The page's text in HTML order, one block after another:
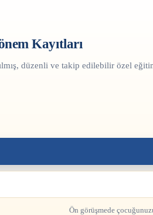
Kayıtları
düzenli ve takip edilebilir özel
Ön görüşmede